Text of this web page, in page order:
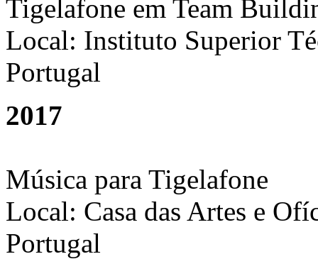
Tigelafone em Team
Local: Instituto Superior
Portugal
2017
Música para Tigelafone
Local: Casa das Artes e
Portugal